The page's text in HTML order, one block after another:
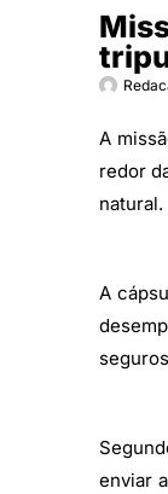
A
redor
natural.
A
enviar